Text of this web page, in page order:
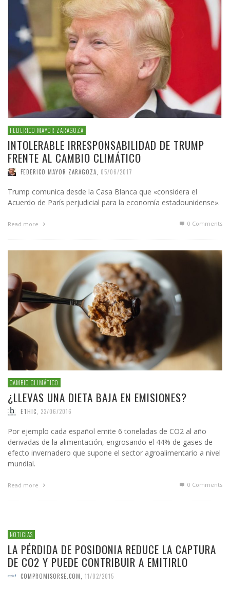
FEDERICO MAYOR ZARAGOZA
INTOLERABLE IRRESPONSABILIDAD DE TRUMP
FRENTE AL CAMBIO CLIMÁTICO
FEDERICO MAYOR ZARAGOZA 05/06/2017
Trump comunica desde la Casa Blanca que «considera el
Acuerdo de París perjudicial para la economía estadounidense».
Read more 0 Comments
CAMBIO CLIMÁTICO
¿LLEVAS UNA DIETA BAJA EN EMISIONES?
ETHIC 23/06/2016
Por ejemplo cada español emite 6 toneladas de CO2 al año
derivadas de la alimentación, engrosando el 44% de gases de
efecto invernadero que supone el sector agroalimentario a nivel
mundial.
Read more 0 Comments
NOTICIAS
LA PÉRDIDA DE POSIDONIA REDUCE LA CAPTURA
DE CO2 Y PUEDE CONTRIBUIR A EMITIRLO
COMPROMISORSE.COM 11/02/2015